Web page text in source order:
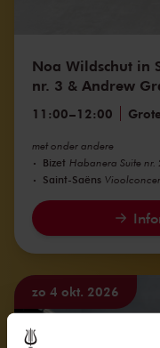
Noa Wildschut in
nr. 3 & Andrew
11:00–12:00
met onder andere
Bizet Habanera Suite nr.
Saint-Saëns
zo 4 okt. 2026